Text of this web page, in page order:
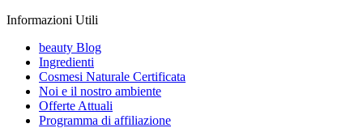
Informazioni Utili
beauty Blog
Ingredienti
Cosmesi Naturale Certificata
Noi e il nostro ambiente
Offerte Attuali
Programma di affiliazione